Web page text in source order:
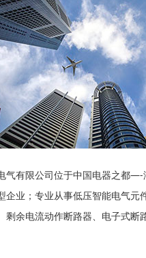
气有限公司位于中国电器之都
企业；专业从事低压智能电气元
剩余电流动作断路器、电子式断